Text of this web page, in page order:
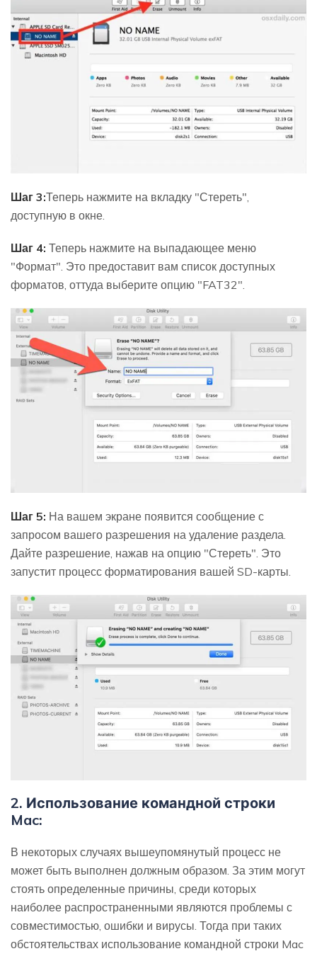
Шаг 3:Теперь нажмите на вкладку "Стереть",
доступную в окне.
Шаг 4: Теперь нажмите на выпадающее меню
"Формат". Это предоставит вам список доступных
форматов, оттуда выберите опцию "FAT32".
Шаг 5: На вашем экране появится сообщение с
запросом вашего разрешения на удаление раздела.
Дайте разрешение, нажав на опцию "Стереть". Это
запустит процесс форматирования вашей SD-карты.
2. Использование командной строки
Mac:
В некоторых случаях вышеупомянутый процесс не
может быть выполнен должным образом. За этим могут
стоять определенные причины, среди которых
наиболее распространенными являются проблемы с
совместимостью, ошибки и вирусы. Тогда при таких
обстоятельствах использование командной строки Mac